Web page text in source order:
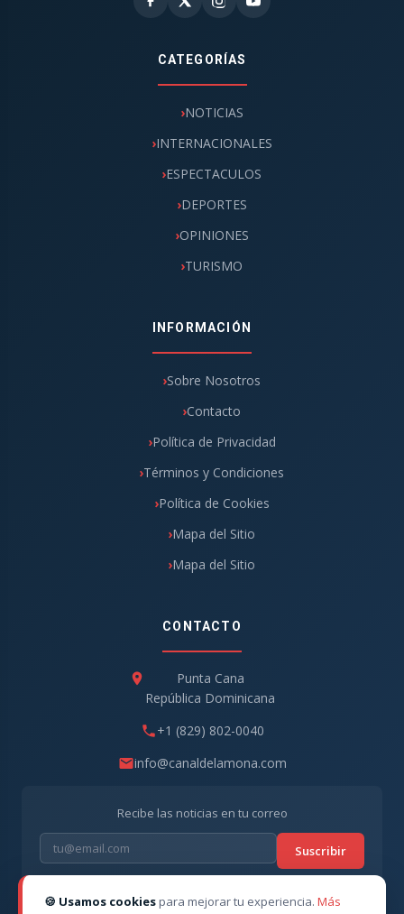
CATEGORÍAS
NOTICIAS
INTERNACIONALES
ESPECTACULOS
DEPORTES
OPINIONES
TURISMO
INFORMACIÓN
Sobre Nosotros
Contacto
Política de Privacidad
Términos y Condiciones
Política de Cookies
Mapa del Sitio
Mapa del Sitio
CONTACTO
Punta Cana
República Dominicana
+1 (829) 802-0040
info@canaldelamona.com
Recibe las noticias en tu correo
Suscribir
🍪 Usamos cookies para mejorar tu experiencia. Más